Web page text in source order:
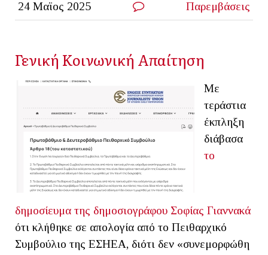
24 Μαϊος 2025 Παρεμβάσεις
Γενική Κοινωνική Απαίτηση
Με
τεράστια
έκπληξη
διάβασα
το
δημοσίευμα της δημοσιογράφου Σοφίας Γιαννακά
ότι κλήθηκε σε απολογία από το Πειθαρχικό
Συμβούλιο της ΕΣΗΕΑ, διότι δεν «συνεμορφώθη